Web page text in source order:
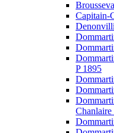
Capitain-
P 1895
Chanlaire